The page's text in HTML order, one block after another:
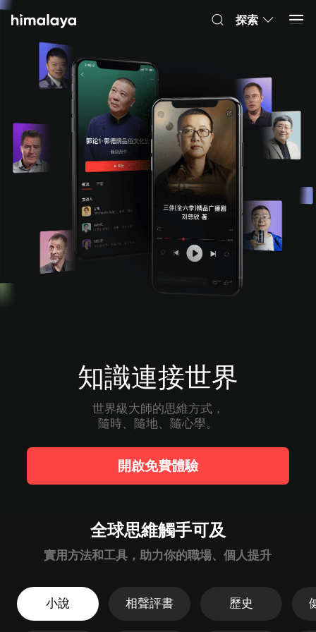
Himalaya-有聲書
4.8k 安裝
打開 App
知識連接世界
世界級大師的思維方式，
隨時、隨地、隨心學。
實用方法和工具，助力你的職場、個人提升